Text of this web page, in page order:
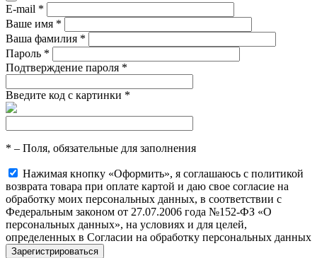
E-mail *
Ваше имя *
Ваша фамилия *
Пароль *
Подтверждение пароля *
Введите код с картинки *
* – Поля, обязательные для заполнения
Нажимая кнопку «Оформить», я соглашаюсь с политикой
возврата товара при оплате картой и даю свое согласие на
обработку моих персональных данных, в соответствии с
Федеральным законом от 27.07.2006 года №152-ФЗ «О
персональных данных», на условиях и для целей,
определенных в Согласии на обработку персональных данных